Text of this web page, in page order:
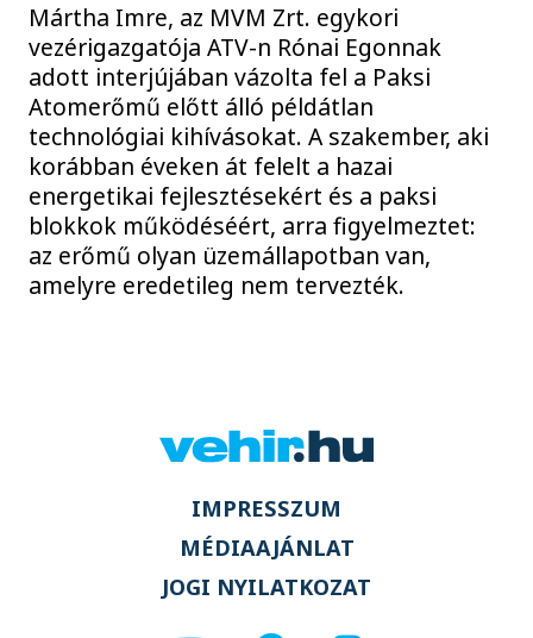
Mártha Imre, az MVM Zrt. egykori
vezérigazgatója ATV-n Rónai Egonnak
adott interjújában vázolta fel a Paksi
Atomerőmű előtt álló példátlan
technológiai kihívásokat. A szakember, aki
korábban éveken át felelt a hazai
energetikai fejlesztésekért és a paksi
blokkok működéséért, arra figyelmeztet:
az erőmű olyan üzemállapotban van,
amelyre eredetileg nem tervezték.
IMPRESSZUM
MÉDIAAJÁNLAT
JOGI NYILATKOZAT